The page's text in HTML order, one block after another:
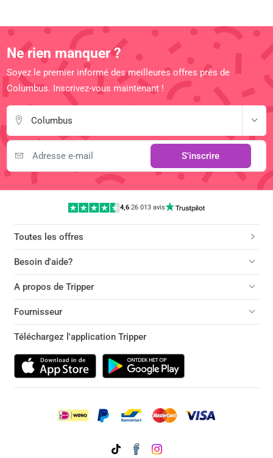
Ne rien manquer ?
Soyez le premier informé des meilleures offres près de
Columbus. Inscrivez-vous maintenant !
Columbus
S'inscrire
4,6 |26 013 avis
Toutes les offres
Besoin d'aide?
A propos de Tripper
Fournisseur
Téléchargez l'application Tripper